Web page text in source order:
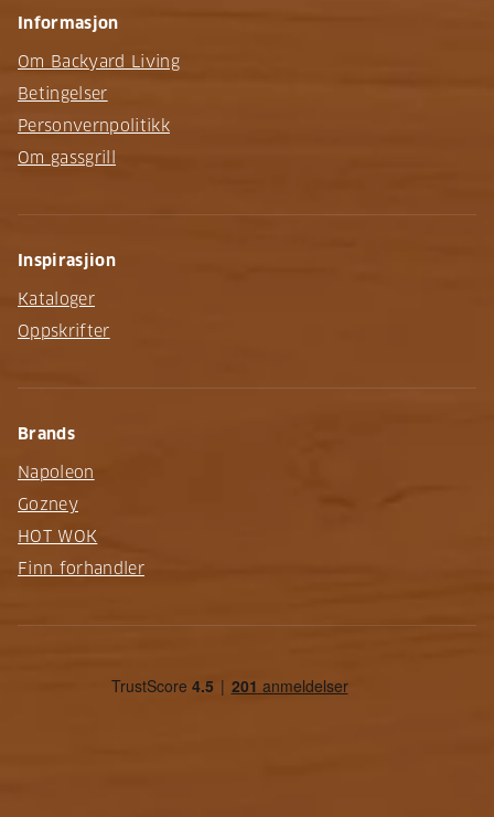
Informasjon
Om Backyard Living
Betingelser
Personvernpolitikk
Om gassgrill
Inspirasjion
Kataloger
Oppskrifter
Brands
Napoleon
Gozney
HOT WOK
Finn forhandler